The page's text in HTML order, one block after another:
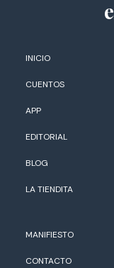
INICIO
CUENTOS
APP
EDITORIAL
BLOG
LA TIENDITA
MANIFIESTO
CONTACTO